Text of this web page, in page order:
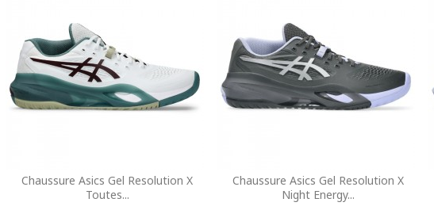
Chaussure Asics Gel Resolution X
Toutes...
Chaussure Asics Gel Resolution X
Night Energy...